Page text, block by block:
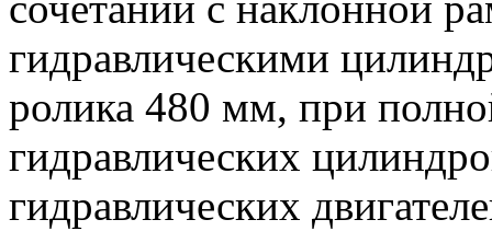
гидравлическими
ролика 480 мм, при
гидравлических
гидравлических